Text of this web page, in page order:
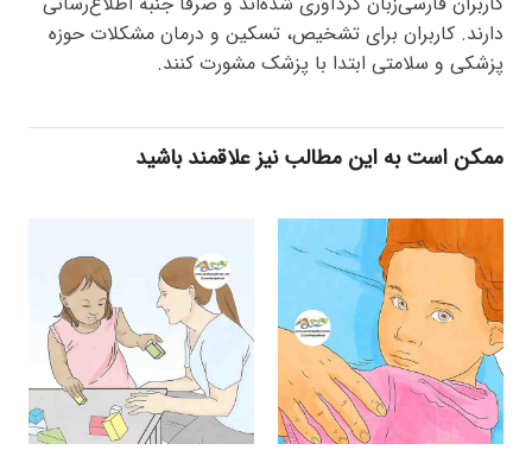
دارند. کاربران برای تشخیص، تسکین و درمان مشکلات حوزه
پزشکی و سلامتی ابتدا با پزشک مشورت کنند.
ممکن است به این مطالب نیز علاقمند باشید